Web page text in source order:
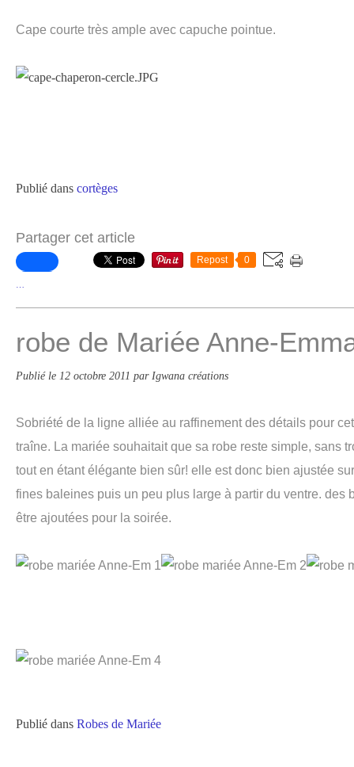
Cape courte très ample avec capuche pointue.
Publié dans cortèges
Partager cet article
Repost 0
robe de Mariée Anne-
Publié le 12 octobre 2011 par Igwana créations
Sobriété de la ligne alliée au raffinement des détails pour
traîne. La mariée souhaitait que sa robe reste simple, sans
tout en étant élégante bien sûr! elle est donc bien ajustée
fines baleines puis un peu plus large à partir du ventre. des
être ajoutées pour la soirée.
Publié dans Robes de Mariée